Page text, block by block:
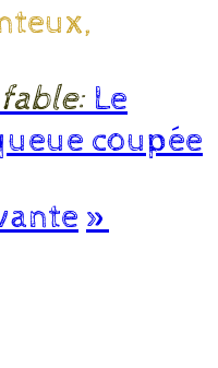
Le
coupée
»